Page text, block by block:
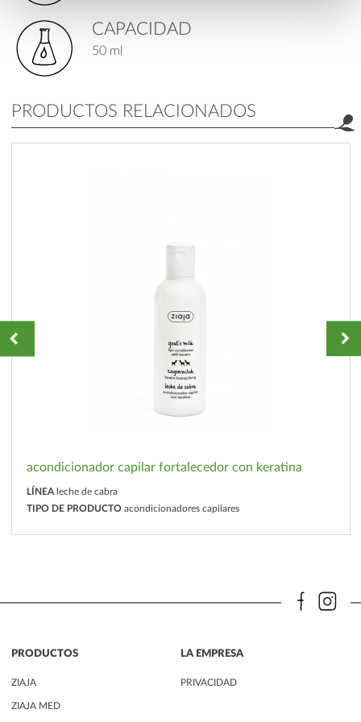
CAPACIDAD
50 ml
PRODUCTOS RELACIONADOS
acondicionador capilar fortalecedor con keratina
LÍNEA leche de cabra
TIPO DE PRODUCTO acondicionadores capilares
PRODUCTOS
ZIAJA
ZIAJA MED
LA EMPRESA
PRIVACIDAD